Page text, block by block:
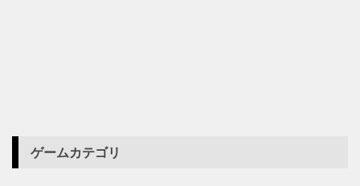
ゲームカテゴリ